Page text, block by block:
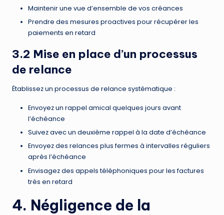
Maintenir une vue d’ensemble de vos créances
Prendre des mesures proactives pour récupérer les
paiements en retard
3.2 Mise en place d’un processus
de relance
Établissez un processus de relance systématique :
Envoyez un rappel amical quelques jours avant
l’échéance
Suivez avec un deuxième rappel à la date d’échéance
Envoyez des relances plus fermes à intervalles réguliers
après l’échéance
Envisagez des appels téléphoniques pour les factures
très en retard
4. Négligence de la